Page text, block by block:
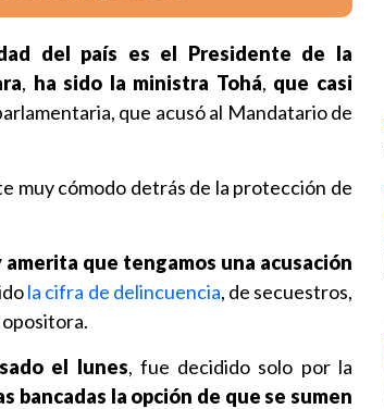
del país es el Presidente de la
, ha sido la ministra Tohá, que casi
que acusó al Mandatario de
muy cómodo detrás de la protección de
que tengamos una acusación
la cifra de delincuencia, de secuestros,
el lunes, fue decidido solo por la
bancadas la opción de que se sumen